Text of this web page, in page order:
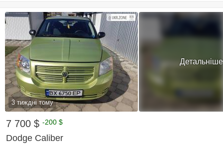
3 тиждні тому
Детальніше
7 700 $ -200 $
Dodge Caliber